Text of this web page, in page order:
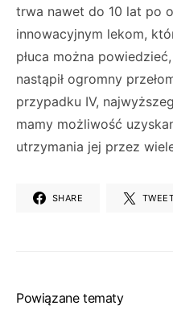
trwa nawet do 10 lat po
innowacyjnym lekom,
płuca można
nastąpił ogromny
przypadku IV,
mamy możliwość
utrzymania jej przez
SHARE
Powiązane tematy